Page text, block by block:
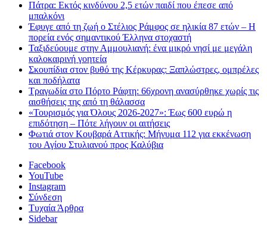
Πάτρα: Εκτός κινδύνου 2,5 ετών παιδί που έπεσε από
μπαλκόνι
Έφυγε από τη ζωή ο Στέλιος Ράμφος σε ηλικία 87 ετών – Η
πορεία ενός σημαντικού Έλληνα στοχαστή
Ταξιδεύουμε στην Αμμουλιανή: ένα μικρό νησί με μεγάλη
καλοκαιρινή γοητεία
Σκουπίδια στον βυθό της Κέρκυρας: Ξαπλώστρες, ομπρέλες
και ποδήλατα
Τραγωδία στο Πόρτο Ράφτη: 66χρονη ανασύρθηκε χωρίς τις
αισθήσεις της από τη θάλασσα
«Τουρισμός για Όλους 2026-2027»: Έως 600 ευρώ η
επιδότηση – Πότε λήγουν οι αιτήσεις
Φωτιά στον Κουβαρά Αττικής: Μήνυμα 112 για εκκένωση
του Αγίου Στυλιανού προς Καλύβια
Facebook
YouTube
Instagram
Σύνδεση
Τυχαία Άρθρα
Sidebar